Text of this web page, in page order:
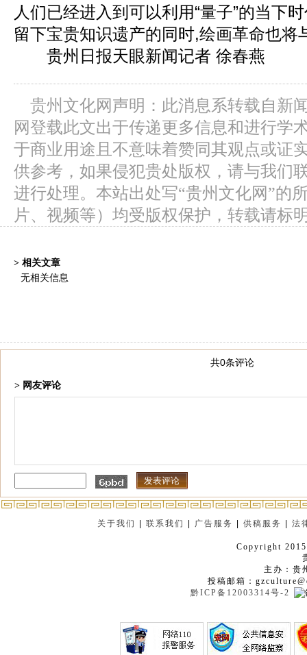
人们已经进入到可以利用“量子”的当下
留下宝贵知识遗产的同时,绘画革命也将
贵州日报天眼新闻记者 徐春燕
贵州文化网声明：此消息系转载自新
网登载此文出于传递更多信息和进行学
于商业用途且不意味着赞同其观点或证
供参考，如果侵犯贵处版权，请与我们
进行处理。本站出处写“贵州文化网”的
片、视频等）均受版权保护，转载请标
> 相关文章
无相关信息
共0条评论
> 网友评论
关于我们 |联系我们 广告服务 |供稿服务 |法
Copyright
主办：贵
投稿邮箱：
黔ICP备12003314号-2